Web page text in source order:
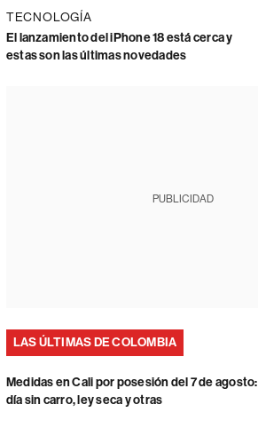
TECNOLOGÍA
El lanzamiento del iPhone 18 está cerca y
estas son las últimas novedades
PUBLICIDAD
LAS ÚLTIMAS DE COLOMBIA
Medidas en Cali por posesión del 7 de agosto:
día sin carro, ley seca y otras